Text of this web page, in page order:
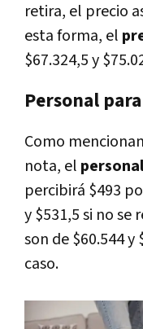
retira, el precio
esta forma, el
$67.324,5 y
Personal
Como
nota, el
percibirá $493
y $531,5 si no se
son de $60.544 y
caso.